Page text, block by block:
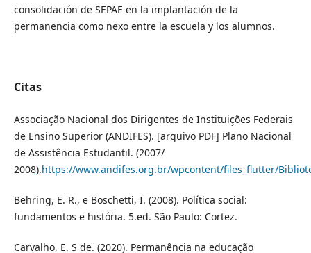
consolidación de SEPAE en la implantación de la
permanencia como nexo entre la escuela y los alumnos.
Citas
Associação Nacional dos Dirigentes de Instituições Federais
de Ensino Superior (ANDIFES). [arquivo PDF] Plano Nacional
de Assistência Estudantil. (2007/
2008).https://www.andifes.org.br/wpcontent/files_flutter/
Behring, E. R., e Boschetti, I. (2008). Política social:
fundamentos e história. 5.ed. São Paulo: Cortez.
Carvalho, E. S de. (2020). Permanência na educação